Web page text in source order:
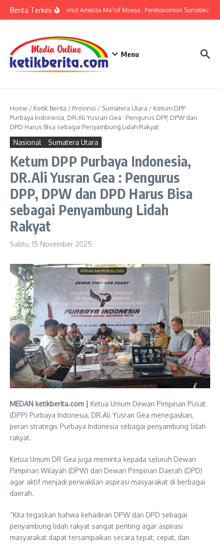
Berita TerkiniKPwBI Sumut Ameriza Ma’ruf Moesa : Perekonomian Sumatera
Menu
Home / Ketik Berita / Provinsi / Sumatera Utara / Ketum DPP
Purbaya Indonesia, DR.Ali Yusran Gea : Pengurus DPP, DPW dan
DPD Harus Bisa sebagai Penyambung Lidah Rakyat
Nasional Sumatera Utara
Ketum DPP Purbaya Indonesia,
DR.Ali Yusran Gea : Pengurus
DPP, DPW dan DPD Harus Bisa
sebagai Penyambung Lidah
Rakyat
Sabtu, 15 November 2025
MEDAN ketikberita.com | Ketua Umum Dewan Pimpinan Pusat
(DPP) Purbaya Indonesia, DR.Ali Yusran Gea menegaskan,
peran strategis Purbaya Indonesia sebagai penyambung lidah
rakyat.
Ketua Umum DR Gea juga meminta kepada seluruh Dewan
Pimpinan Wilayah (DPW) dan Dewan Pimpinan Daerah (DPD)
agar aktif menjadi perwakilan aspirasi masyarakat di berbagai
daerah.
“Kita tegaskan bahwa kehadiran DPW dan DPD sebagai
penyambung lidah rakyat sangat penting agar aspirasi
masyarakat dapat tersampaikan secara tepat, cepat, dan